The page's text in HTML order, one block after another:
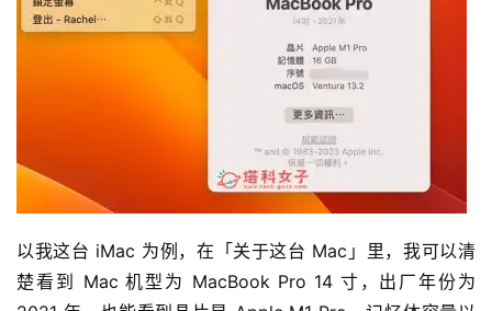
以我这台 iMac 为例，在「关于这台 Mac」里，我可以清
楚看到 Mac 机型为 MacBook Pro 14 寸，出厂年份为